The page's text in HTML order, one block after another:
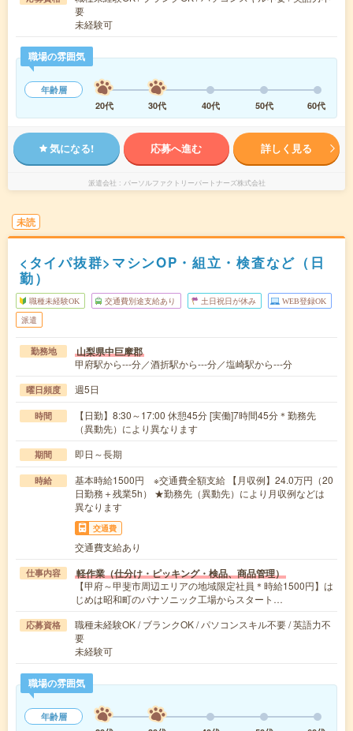
要
未経験可
職場の雰囲気
年齢層
20代
30代 40代 50代 60代
気になる! 応募へ進む 詳しく見る
派遣会社 パーソルファクトリーパートナーズ株式会社
未読
<タイパ抜群>マシンOP・組立・検査など（日
勤）
職種未経験OK 交通費別途支給あり 土日祝日が休み WEB登録OK
派遣
勤務地 山梨県中巨摩郡
甲府駅から---分／酒折駅から---分／塩崎駅から---分
曜日頻度 週5日
時間
【日勤】8:30～17:00 休憩45分 [実働]7時間45分＊勤務先
（異動先）により異なります
期間 即日～長期
時給
基本時給1500円 ※交通費全額支給 【月収例】24.0万円（20
日勤務＋残業5h） ★勤務先（異動先）により月収例などは
異なります
交通費
交通費支給あり
仕事内容 軽作業（仕分け・ピッキング・検品、商品管理）
【甲府～甲斐市周辺エリアの地域限定社員＊時給1500円】は
じめは昭和町のパナソニック工場からスタート…
応募資格
職種未経験OK / ブランクOK / パソコンスキル不要 / 英語力不
要
未経験可
職場の雰囲気
年齢層